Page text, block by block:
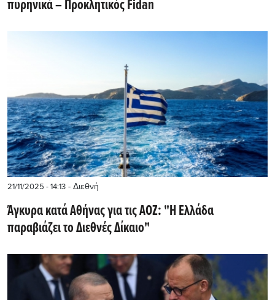
πυρηνικά – Προκλητικός Fidan
21/11/2025 - 14:13 - Διεθνή
Άγκυρα κατά Αθήνας για τις ΑΟΖ: "Η Ελλάδα
παραβιάζει το Διεθνές Δίκαιο"